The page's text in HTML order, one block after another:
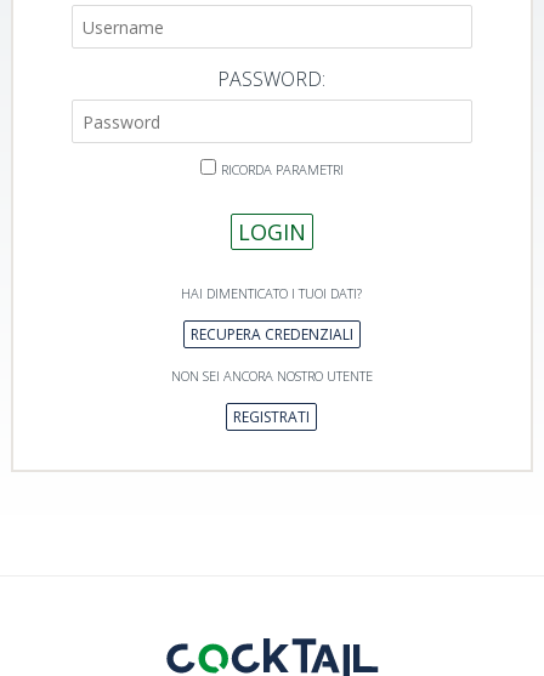
PASSWORD:
RICORDA PARAMETRI
LOGIN
HAI DIMENTICATO I TUOI DATI?
RECUPERA CREDENZIALI
NON SEI ANCORA NOSTRO UTENTE
REGISTRATI